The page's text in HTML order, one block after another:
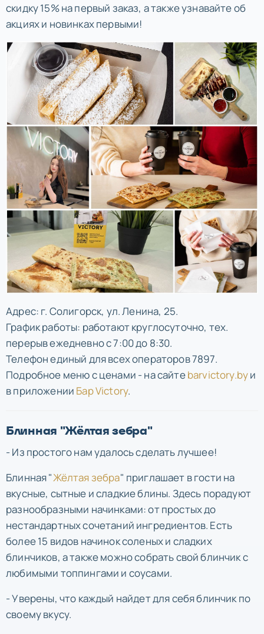
скидку 15% на первый заказ, а также узнавайте об
акциях и новинках первыми!
Адрес: г. Солигорск, ул. Ленина, 25.
График работы: работают круглосуточно, тех.
перерыв ежедневно с 7:00 до 8:30.
Телефон единый для всех операторов 7897.
Подробное меню с ценами - на сайтеbarvictory.byи
в приложении Бар Victory.
Блинная "Жёлтая зебра"
- Из простого нам удалось сделать лучшее!
Блинная "Жёлтая зебра" приглашает в гости на
вкусные, сытные и сладкие блины. Здесь порадуют
разнообразными начинками: от простых до
нестандартных сочетаний ингредиентов. Есть
более 15 видов начинок соленых и сладких
блинчиков, а также можно собрать свой блинчик с
любимыми топпингами и соусами.
- Уверены, что каждый найдет для себя блинчик по
своему вкусу.